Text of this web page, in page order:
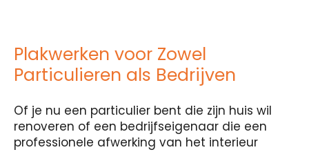
Plakwerken voor Zowel
Particulieren als Bedrijven
Of je nu een particulier bent die zijn huis wil
renoveren of een bedrijfseigenaar die een
professionele afwerking van het interieur